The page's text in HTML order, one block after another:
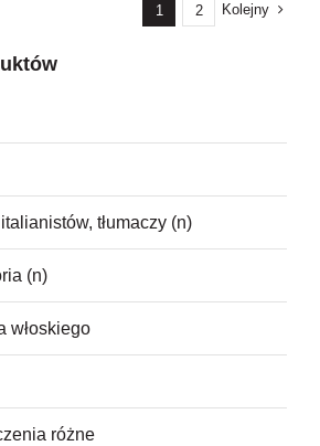
tłumaczy (n)
(n)
włoskiego
różne
1 2 Kolejny